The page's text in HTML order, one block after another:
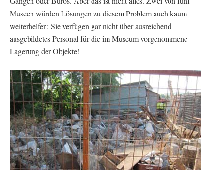
Museen würden Lösungen zu diesem Problem auch kaum
weiterhelfen: Sie verfügen gar nicht über ausreichend
ausgebildetes Personal für die im Museum vorgenommene
Lagerung der Objekte!